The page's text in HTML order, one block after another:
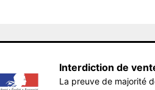
Interdiction de
La preuve de majorité